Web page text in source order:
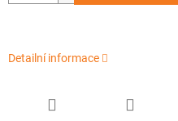
Detailní informace